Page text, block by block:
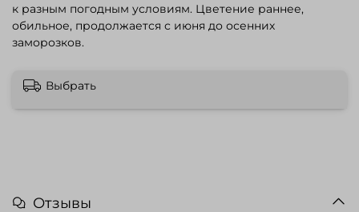
к разным погодным условиям. Цветение раннее,
обильное, продолжается с июня до осенних
заморозков.
Выбрать
Отзывы